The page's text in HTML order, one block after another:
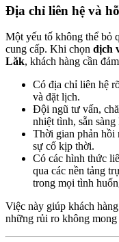
Địa chỉ liên hệ và
Một yếu tố không thể bỏ
cung cấp. Khi chọn dịch
Lăk, khách hàng cần
Có địa chỉ liên hệ
và đặt lịch.
Đội ngũ tư vấn,
nhiệt tình, sẵn
Thời gian phản hồi
sự cố kịp thời.
Có các hình thức
qua các nền tảng
trong mọi tình
Việc này giúp khách
những rủi ro không